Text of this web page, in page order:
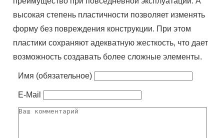
высокая степень пластичности позволяет изменять
форму без повреждения конструкции. При этом
пластики сохраняют адекватную жесткость, что дает
возможность создавать более сложные элементы.
Имя (обязательное)
E-Mail